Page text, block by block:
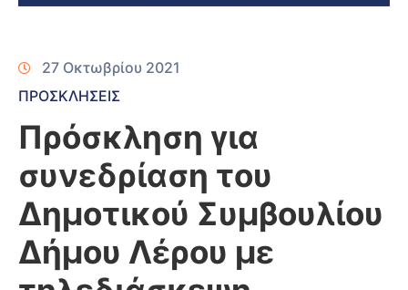
27 Οκτωβρίου 2021
ΠΡΟΣΚΛΗΣΕΙΣ
Πρόσκληση για
συνεδρίαση του
Δημοτικού Συμβουλίου
Δήμου Λέρου με